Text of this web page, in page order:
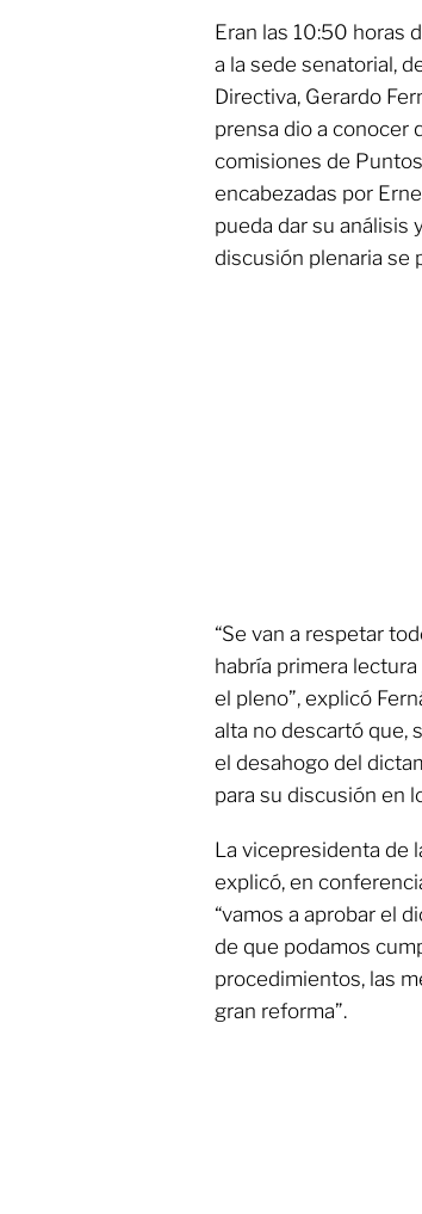
Eran las 10:50 horas
a la sede senatorial,
Directiva, Gerardo
prensa dio a conocer
comisiones de
encabezadas por
pueda dar su análisis
discusión plenaria se
“Se van a respetar
habría primera
el pleno”, explicó
alta no descartó que,
el desahogo del
para su discusión en
La vicepresidenta de
explicó, en
“vamos a aprobar el
de que podamos
procedimientos, las
gran reforma”.